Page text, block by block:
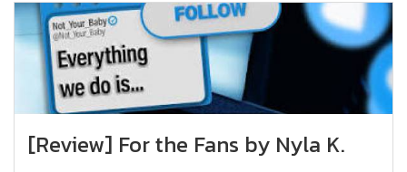
[Review] For the Fans by Nyla K.